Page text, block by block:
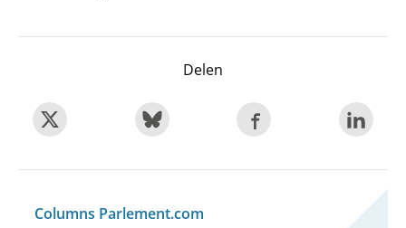
Delen
Columns Parlement.com